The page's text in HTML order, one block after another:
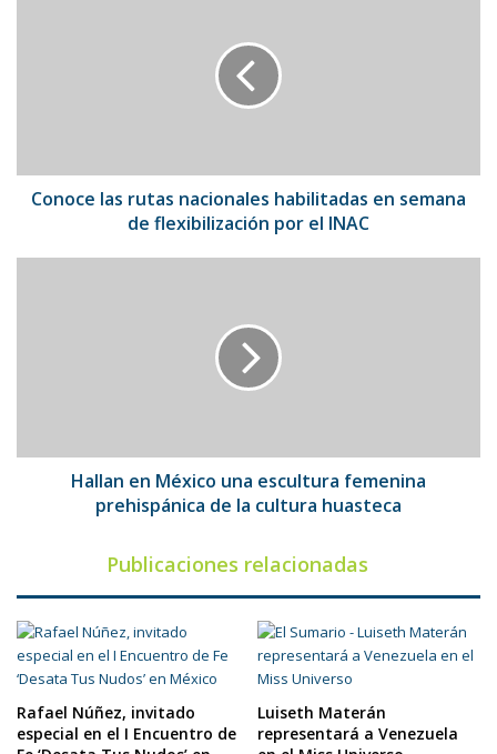
flexibilización
porConoce las rutas nacionales habilitadas en semana
de flexibilización por el INAC
la
Hallan en México una escultura femenina
prehispánica de la cultura huasteca
Publicaciones relacionadas
Rafael Núñez, invitado
especial en el I Encuentro de
Luiseth Materán
representará a Venezuela